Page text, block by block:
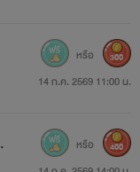
14 ก.ค. 2569 11:00 น.
หรือ 300
หรือ 400